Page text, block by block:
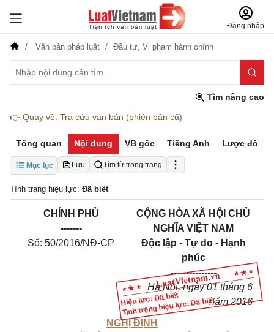
Đăng nhập
Văn bản pháp luật Đầu tư, Vi phạm hành chính
Tìm nâng cao
👉 Quay về: Tra cứu văn bản (phiên bản cũ)
Tổng quan Nội dung VB gốc Tiếng Anh Lược đồ
Mục lục Lưu Tìm từ trong trang
Tình trạng hiệu lực: Đã biết
Hiệu lực: Đã biết
Tình trạng hiệu lực: Đã biết
CHÍNH PHỦ
-------
Số: 50/2016/NĐ-CP
CỘNG HÒA XÃ HỘI CHỦ
NGHĨA VIỆT NAM
Độc lập - Tự do - Hạnh
phúc
---------------
Hà Nội, ngày01 tháng 6
năm 2016
NGHỊ ĐỊNH